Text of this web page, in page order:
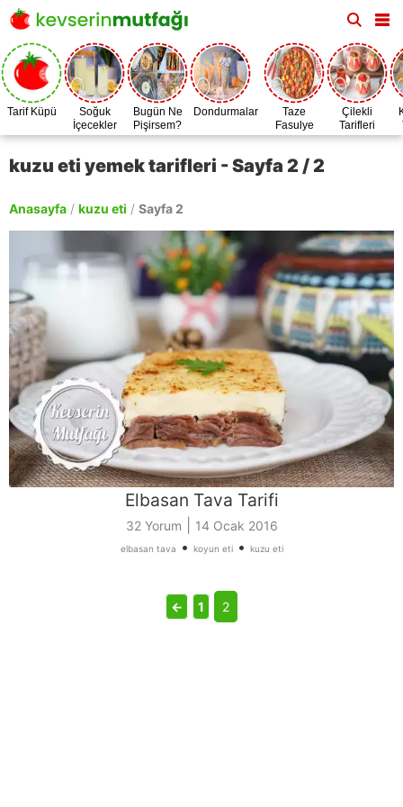
Tarif Küpü
Soğuk
İçecekler
Bugün Ne
Pişirsem?
Dondurmalar
Taze
Fasulye
Zamanı
Çilekli
Tarifleri
kuzu eti yemek tarifleri - Sayfa 2 / 2
Anasayfa / kuzu eti / Sayfa 2
Elbasan Tava Tarifi
32 Yorum 14 Ocak 2016
elbasan tava • koyun eti• kuzu eti
← 1 2